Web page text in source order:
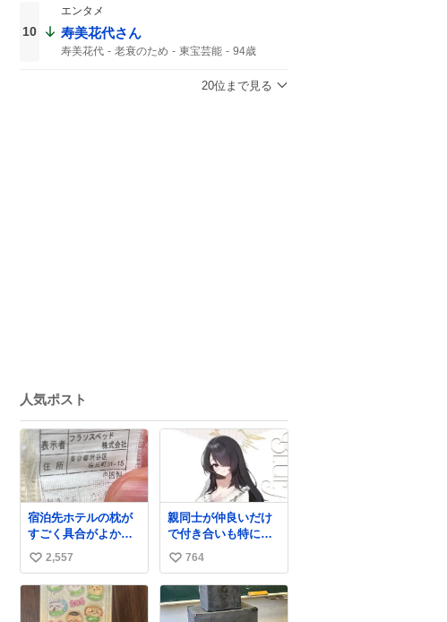
10
エンタメ
寿美花代さん
寿美花代 老衰のため 東宝芸能
94歳
高嶋政宏
おしどり夫婦
20位まで見る
人気ポスト
宿泊先ホテルの枕が
すごく具合がよかっ
たのでどこのメーカ
ーだろうとタグを見
たら フラソスベッド
という聞いたことの
ない会社で困って
い
い
2,557
親同士が仲良いだけ
で付き合いも特に無
かったお隣の家に自
分とこの親が外せな
い用事があるからと
半ば強制的に預けら
れて空き部屋が無い
い
い
ね
764